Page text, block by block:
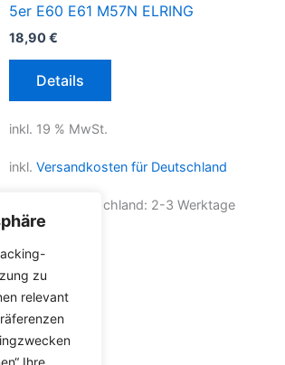
zu
relevant
Ihre
5er E60 E61 M57N ELRING
18,90€
Details
inkl. 19 % MwSt.
inkl. Versandkosten für Deutschland
Lieferzeit Deutschland: 2-3 Werktage